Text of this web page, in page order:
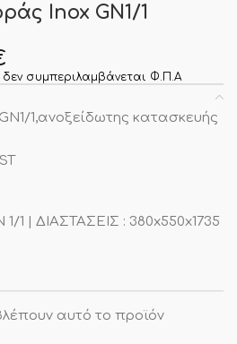
Inox GN1/1
συμπεριλαμβάνεται Φ.Π.Α
1,ανοξείδωτης κατασκευής
1 | ΔΙΑΣΤΑΣΕΙΣ : 380x550x1735
αυτό το προϊόν